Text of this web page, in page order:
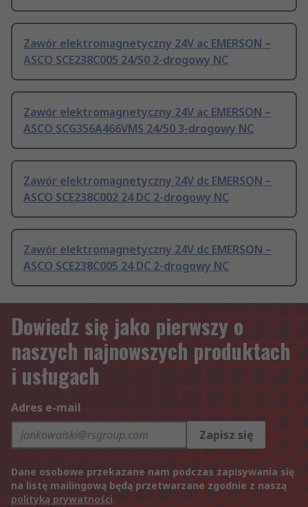
Zawór elektromagnetyczny 24V ac EMERSON –
ASCO SCE238C005 24/50 2-drogowy NC
Zawór elektromagnetyczny 24V ac EMERSON –
ASCO SCG356A466VMS 24/50 3-drogowy NC
Zawór elektromagnetyczny 24V dc EMERSON –
ASCO SCE238C002 24 DC 2-drogowy NC
Zawór elektromagnetyczny 24V dc EMERSON –
ASCO SCE238C005 24 DC 2-drogowy NC
Dowiedz się jako pierwszy o
naszych najnowszych produktach
i usługach
Adres e-mail
Zapisz się
Dane osobowe przekazane nam podczas zapisywania się
na listę mailingową będą przetwarzane zgodnie z naszą
polityką prywatności.